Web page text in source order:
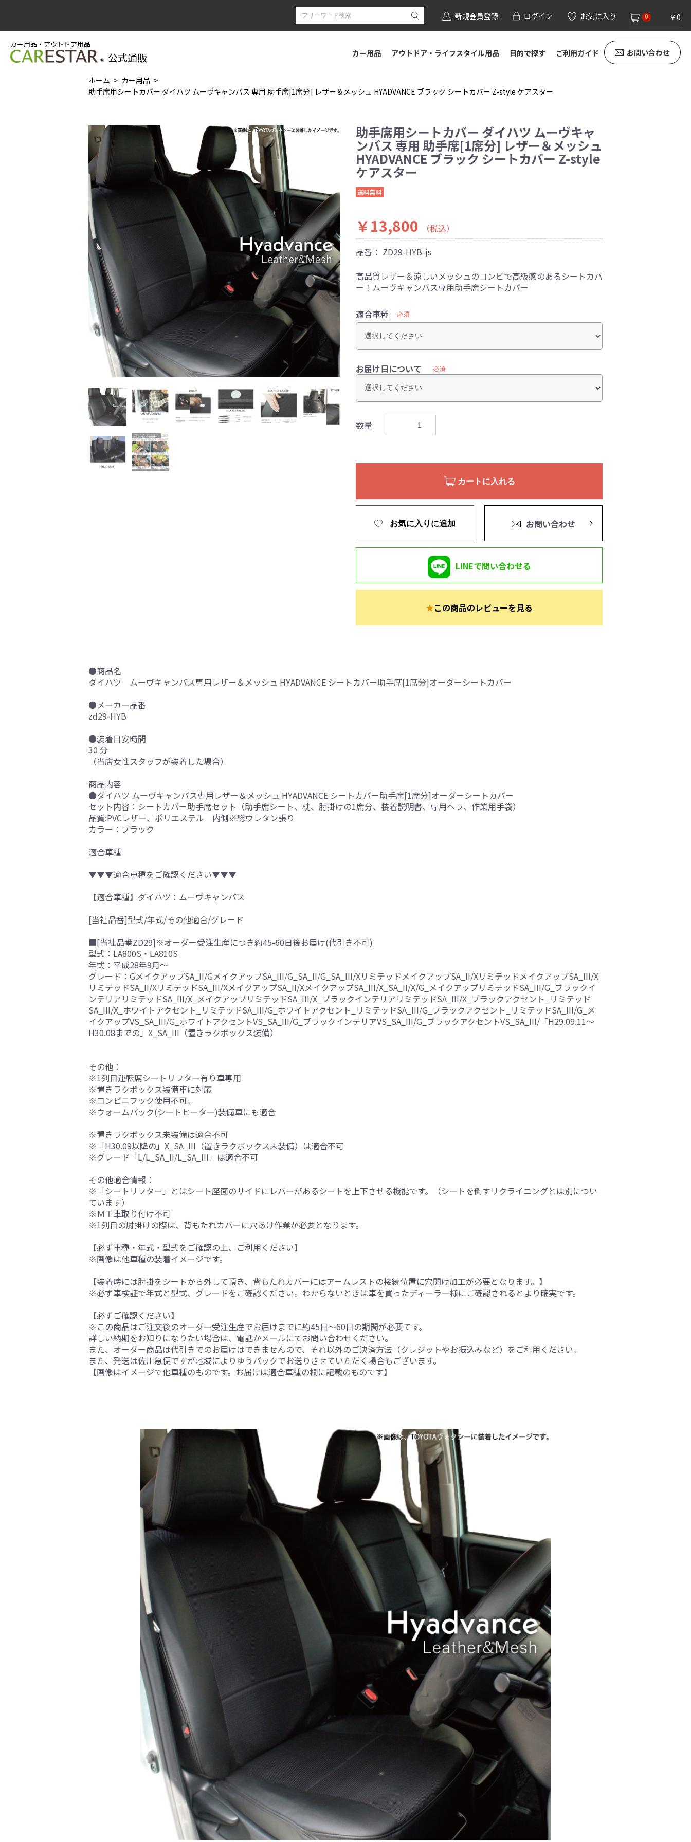
新規会員登録 ログイン お気に入り 0 ￥0
カー用品・アウトドア用品
公式通販 カー用品 アウトドア・ライフスタイル用品 目的で探す ご利用ガイド お問い合わせ
ホーム
カー用品
助手席用シートカバー ダイハツ ムーヴキャンバス 専用 助手席[1席分] レザー＆メッシュ HYADVANCE ブラック シートカバー Z-style ケアスター
助手席用シートカバー ダイハツ ムーヴキャ
ンバス 専用 助手席[1席分] レザー＆メッシュ
HYADVANCE ブラック シートカバー Z-style
ケアスター
送料無料
￥13,800
（税込）
品番： ZD29-HYB-js
高品質レザー＆涼しいメッシュのコンビで高級感のあるシートカバ
ー！ムーヴキャンバス専用助手席シートカバー
適合車種 必須
お届け日について 必須
数量
カートに入れる
お気に入りに追加 お問い合わせ
LINEで問い合わせる
★この商品のレビューを見る
●商品名
ダイハツ ムーヴキャンバス専用レザー＆メッシュ HYADVANCE シートカバー助手席[1席分]オーダーシートカバー
●メーカー品番
zd29-HYB
●装着目安時間
30 分
（当店女性スタッフが装着した場合）
商品内容
●ダイハツ ムーヴキャンバス専用レザー＆メッシュ HYADVANCE シートカバー助手席[1席分]オーダーシートカバー
セット内容：シートカバー助手席セット（助手席シート、枕、肘掛けの1席分、装着説明書、専用ヘラ、作業用手袋）
品質:PVCレザー、ポリエステル 内側※総ウレタン張り
カラー：ブラック
適合車種
▼▼▼適合車種をご確認ください▼▼▼
【適合車種】ダイハツ：ムーヴキャンバス
[当社品番]型式/年式/その他適合/グレード
■[当社品番ZD29]※オーダー受注生産につき約45-60日後お届け(代引き不可)
型式：LA800S・LA810S
年式：平成28年9月～
グレード：GメイクアップSA_II/GメイクアップSA_III/G_SA_II/G_SA_III/XリミテッドメイクアップSA_II/XリミテッドメイクアップSA_III/X
リミテッドSA_II/XリミテッドSA_III/XメイクアップSA_II/XメイクアップSA_III/X_SA_II/X/G_メイクアップリミテッドSA_III/G_ブラックイ
ンテリアリミテッドSA_III/X_メイクアップリミテッドSA_III/X_ブラックインテリアリミテッドSA_III/X_ブラックアクセント_リミテッド
SA_III/X_ホワイトアクセント_リミテッドSA_III/G_ホワイトアクセント_リミテッドSA_III/G_ブラックアクセント_リミテッドSA_III/G_メ
イクアップVS_SA_III/G_ホワイトアクセントVS_SA_III/G_ブラックインテリアVS_SA_III/G_ブラックアクセントVS_SA_III/「H29.09.11～
H30.08までの」X_SA_III（置きラクボックス装備）
その他：
※1列目運転席シートリフター有り車専用
※置きラクボックス装備車に対応
※コンビニフック使用不可。
※ウォームパック(シートヒーター)装備車にも適合
※置きラクボックス未装備は適合不可
※「H30.09以降の」X_SA_III（置きラクボックス未装備）は適合不可
※グレード「L/L_SA_II/L_SA_III」は適合不可
その他適合情報：
※「シートリフター」とはシート座面のサイドにレバーがあるシートを上下させる機能です。（シートを倒すリクライニングとは別につい
ています）
※ＭＴ車取り付け不可
※1列目の肘掛けの際は、背もたれカバーに穴あけ作業が必要となります。
【必ず車種・年式・型式をご確認の上、ご利用ください】
※画像は他車種の装着イメージです。
【装着時には肘掛をシートから外して頂き、背もたれカバーにはアームレストの接続位置に穴開け加工が必要となります。】
※必ず車検証で年式と型式、グレードをご確認ください。わからないときは車を買ったディーラー様にご確認されるとより確実です。
【必ずご確認ください】
※この商品はご注文後のオーダー受注生産でお届けまでに約45日～60日の期間が必要です。
詳しい納期をお知りになりたい場合は、電話かメールにてお問い合わせください。
また、オーダー商品は代引きでのお届けはできませんので、それ以外のご決済方法（クレジットやお振込みなど）をご利用ください。
また、発送は佐川急便ですが地域によりゆうパックでお送りさせていただく場合もございます。
【画像はイメージで他車種のものです。お届けは適合車種の欄に記載のものです】